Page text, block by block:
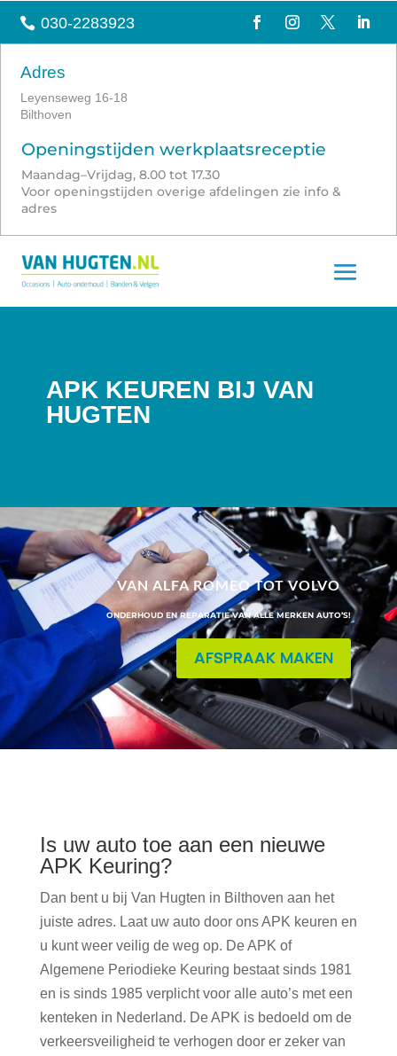
 030-2283923
Adres
Leyenseweg 16-18
Bilthoven
Openingstijden werkplaatsreceptie
Maandag–Vrijdag, 8.00 tot 17.30
Voor openingstijden overige afdelingen zie info &
adres
APK KEUREN BIJ VAN
HUGTEN
VAN ALFA ROMEO TOT VOLVO
ONDERHOUD EN REPARATIE VAN ALLE MERKEN AUTO’S!
AFSPRAAK MAKEN
Is uw auto toe aan een nieuwe
APK Keuring?
Dan bent u bij Van Hugten in Bilthoven aan het
juiste adres. Laat uw auto door ons APK keuren en
u kunt weer veilig de weg op. De APK of
Algemene Periodieke Keuring bestaat sinds 1981
en is sinds 1985 verplicht voor alle auto’s met een
kenteken in Nederland. De APK is bedoeld om de
verkeersveiligheid te verhogen door er zeker van